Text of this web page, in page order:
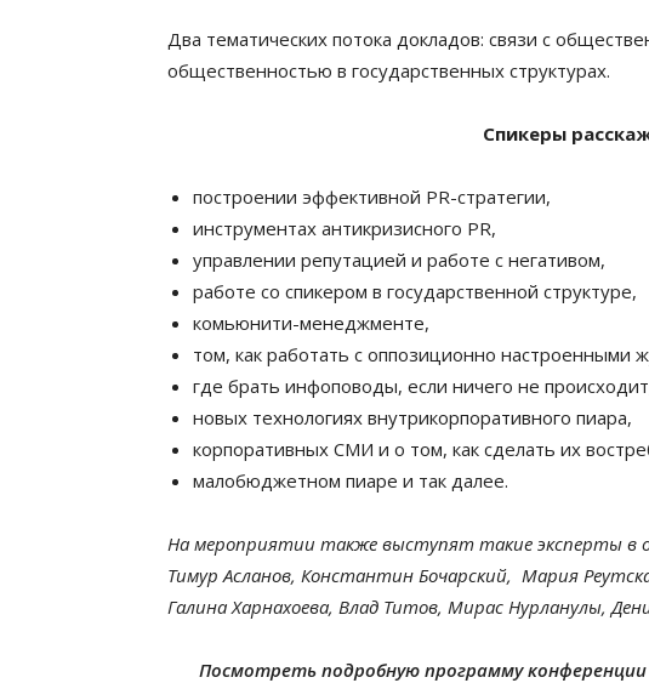
Два тематических потока докладов: связи с
общественностью в государственных структурах.
Спикеры
построении эффективной PR-стратегии,
инструментах антикризисного PR,
управлении репутацией и работе с негативом,
работе со спикером в государственной структуре,
комьюнити-менеджменте,
том, как работать с оппозиционно
где брать инфоповоды, если ничего не
новых технологиях внутрикорпоративного пиара,
корпоративных СМИ и о том, как сделать их
малобюджетном пиаре и так далее.
На мероприятии также выступят такие эксперты в
Тимур Асланов, Константин Бочарский, Мария
Галина Харнахоева, Влад Титов, Мирас Нурланулы,
Посмотреть подробную программу